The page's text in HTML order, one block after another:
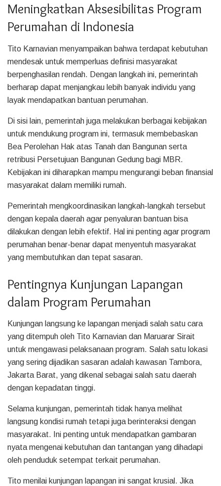
Meningkatkan Aksesibilitas Program
Perumahan di Indonesia
Tito Karnavian menyampaikan bahwa terdapat kebutuhan
mendesak untuk memperluas definisi masyarakat
berpenghasilan rendah. Dengan langkah ini, pemerintah
berharap dapat menjangkau lebih banyak individu yang
layak mendapatkan bantuan perumahan.
Di sisi lain, pemerintah juga melakukan berbagai kebijakan
untuk mendukung program ini, termasuk membebaskan
Bea Perolehan Hak atas Tanah dan Bangunan serta
retribusi Persetujuan Bangunan Gedung bagi MBR.
Kebijakan ini diharapkan mampu mengurangi beban finansial
masyarakat dalam memiliki rumah.
Pemerintah mengkoordinasikan langkah-langkah tersebut
dengan kepala daerah agar penyaluran bantuan bisa
dilakukan dengan lebih efektif. Hal ini penting agar program
perumahan benar-benar dapat menyentuh masyarakat
yang membutuhkan dan tepat sasaran.
Pentingnya Kunjungan Lapangan
dalam Program Perumahan
Kunjungan langsung ke lapangan menjadi salah satu cara
yang ditempuh oleh Tito Karnavian dan Maruarar Sirait
untuk mengawasi pelaksanaan program. Salah satu lokasi
yang sering dijadikan sasaran adalah kawasan Tambora,
Jakarta Barat, yang dikenal sebagai salah satu daerah
dengan kepadatan tinggi.
Selama kunjungan, pemerintah tidak hanya melihat
langsung kondisi rumah tetapi juga berinteraksi dengan
masyarakat. Ini penting untuk mendapatkan gambaran
nyata mengenai kebutuhan dan tantangan yang dihadapi
oleh penduduk setempat terkait perumahan.
Tito menilai kunjungan lapangan ini sangat krusial. Jika